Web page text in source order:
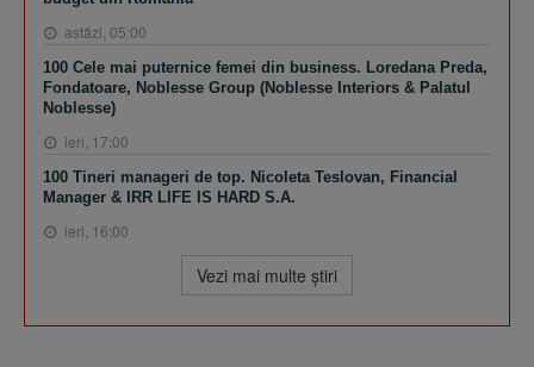
astăzi, 05:00
100 Cele mai puternice femei din business. Loredana Preda,
Fondatoare, Noblesse Group (Noblesse Interiors & Palatul
Noblesse)
ieri, 17:00
100 Tineri manageri de top. Nicoleta Teslovan, Financial
Manager & IRR LIFE IS HARD S.A.
ieri, 16:00
Vezi mai multe ştiri